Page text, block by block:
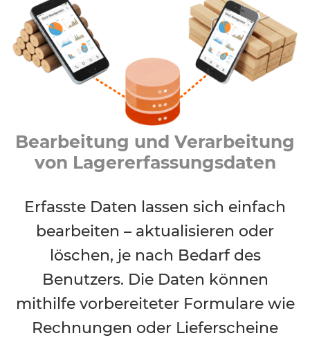
Bearbeitung und Verarbeitung
von Lagererfassungsdaten
Erfasste Daten lassen sich einfach
bearbeiten – aktualisieren oder
löschen, je nach Bedarf des
Benutzers. Die Daten können
mithilfe vorbereiteter Formulare wie
Rechnungen oder Lieferscheine